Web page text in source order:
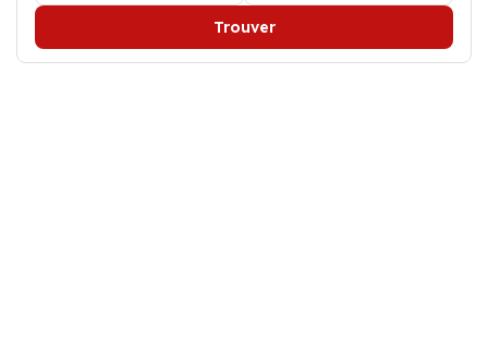
Trouver